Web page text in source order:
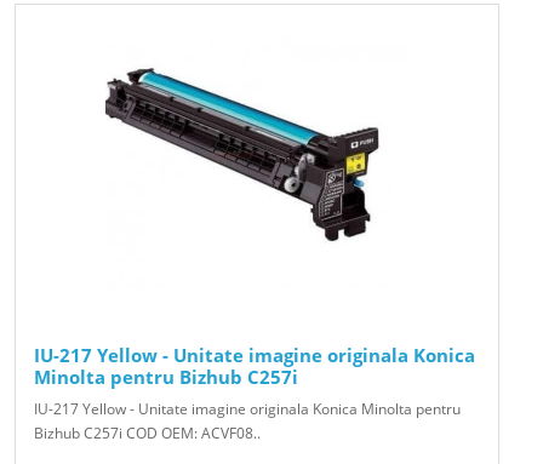
IU-217 Yellow - Unitate imagine originala Konica
Minolta pentru Bizhub C257i
IU-217 Yellow - Unitate imagine originala Konica Minolta pentru
Bizhub C257i COD OEM: ACVF08..